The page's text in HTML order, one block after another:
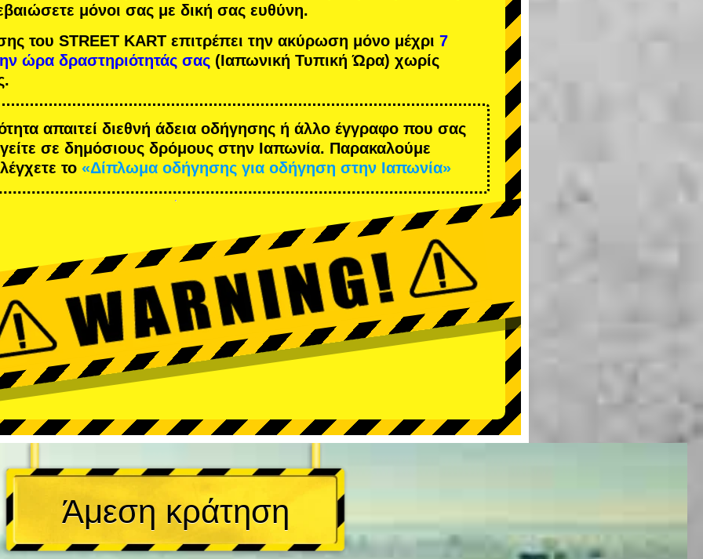
μόνοι σας με δική σας ευθύνη.
του STREET KART επιτρέπει την ακύρωση μόνο μέχρι 7
ώρα δραστηριότητάς σας (Ιαπωνική Τυπική Ώρα) χωρίς
απαιτεί διεθνή άδεια οδήγησης ή άλλο έγγραφο που σας
σε δημόσιους δρόμους στην Ιαπωνία. Παρακαλούμε
το «Δίπλωμα οδήγησης για οδήγηση στην Ιαπωνία»
Άμεση κράτηση